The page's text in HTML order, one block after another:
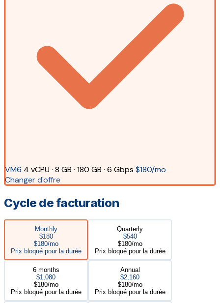
VM6 4 vCPU · 8 GB · 180 GB · 6 Gbps $180/mo
Changer d'offre
Cycle de facturation
Monthly
$180
$180/mo
Prix bloqué pour la durée
Quarterly
$540
$180/mo
Prix bloqué pour la durée
6 months
$1,080
$180/mo
Prix bloqué pour la durée
Annual
$2,160
$180/mo
Prix bloqué pour la durée